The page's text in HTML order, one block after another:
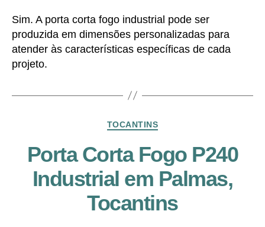
Sim. A porta corta fogo industrial pode ser
produzida em dimensões personalizadas para
atender às características específicas de cada
projeto.
Categorias
TOCANTINS
Porta Corta Fogo P240
Industrial em Palmas,
Tocantins